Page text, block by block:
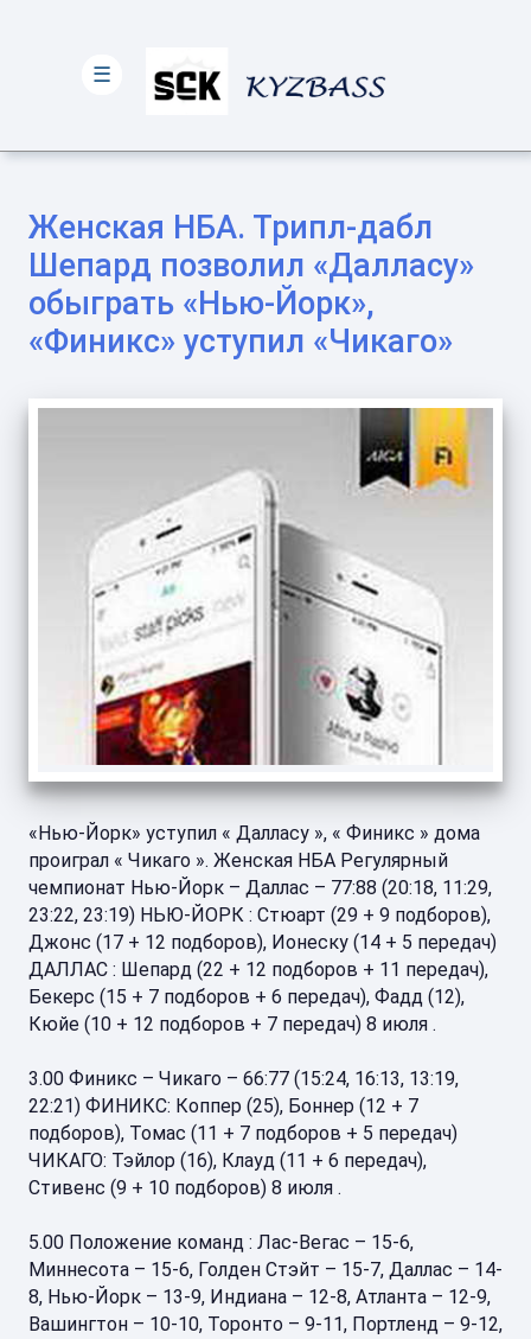
Женская НБА. Трипл-дабл
Шепард позволил «Далласу»
обыграть «Нью-Йорк»,
«Финикс» уступил «Чикаго»
«Нью-Йорк» уступил « Далласу », « Финикс » дома
проиграл « Чикаго ». Женская НБА Регулярный
чемпионат Нью-Йорк – Даллас – 77:88 (20:18, 11:29,
23:22, 23:19) НЬЮ-ЙОРК : Стюарт (29 + 9 подборов),
Джонс (17 + 12 подборов), Ионеску (14 + 5 передач)
ДАЛЛАС : Шепард (22 + 12 подборов + 11 передач),
Бекерс (15 + 7 подборов + 6 передач), Фадд (12),
Кюйе (10 + 12 подборов + 7 передач) 8 июля .
3.00 Финикс – Чикаго – 66:77 (15:24, 16:13, 13:19,
22:21) ФИНИКС: Коппер (25), Боннер (12 + 7
подборов), Томас (11 + 7 подборов + 5 передач)
ЧИКАГО: Тэйлор (16), Клауд (11 + 6 передач),
Стивенс (9 + 10 подборов) 8 июля .
5.00 Положение команд : Лас-Вегас – 15-6,
Миннесота – 15-6, Голден Стэйт – 15-7, Даллас – 14-
8, Нью-Йорк – 13-9, Индиана – 12-8, Атланта – 12-9,
Вашингтон – 10-10, Торонто – 9-11, Портленд – 9-12,
☰